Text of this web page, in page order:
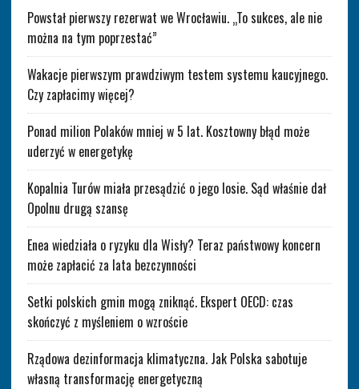
Powstał pierwszy rezerwat we Wrocławiu. „To sukces, ale nie
można na tym poprzestać”
Wakacje pierwszym prawdziwym testem systemu kaucyjnego.
Czy zapłacimy więcej?
Ponad milion Polaków mniej w 5 lat. Kosztowny błąd może
uderzyć w energetykę
Kopalnia Turów miała przesądzić o jego losie. Sąd właśnie dał
Opolnu drugą szansę
Enea wiedziała o ryzyku dla Wisły? Teraz państwowy koncern
może zapłacić za lata bezczynności
Setki polskich gmin mogą zniknąć. Ekspert OECD: czas
skończyć z myśleniem o wzroście
Rządowa dezinformacja klimatyczna. Jak Polska sabotuje
własną transformację energetyczną